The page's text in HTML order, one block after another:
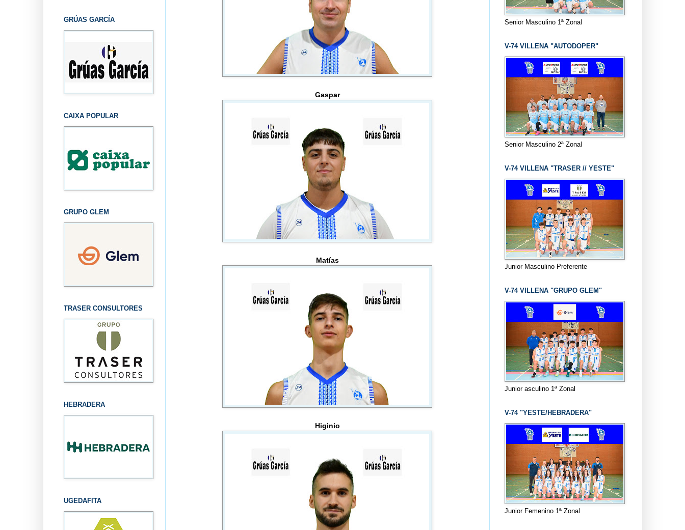
Gaspar
Matías
Higinio
GRÚAS GARCÍA
CAIXA POPULAR
GRUPO GLEM
TRASER CONSULTORES
HEBRADERA
UGEDAFITA
Senior Masculino 1ª Zonal
V-74 VILLENA "AUTODOPER"
Senior Masculino 2ª Zonal
V-74 VILLENA "TRASER // YESTE"
Junior Masculino Preferente
V-74 VILLENA "GRUPO GLEM"
Junior asculino 1ª Zonal
V-74 "YESTE/HEBRADERA"
Junior Femenino 1ª Zonal